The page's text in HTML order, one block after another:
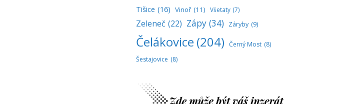
Tišice (16) Vinoř (11) Všetaty (7)
Zeleneč (22) Zápy (34) Záryby (9)
Čelákovice (204) Černý Most (8)
Šestajovice (8)